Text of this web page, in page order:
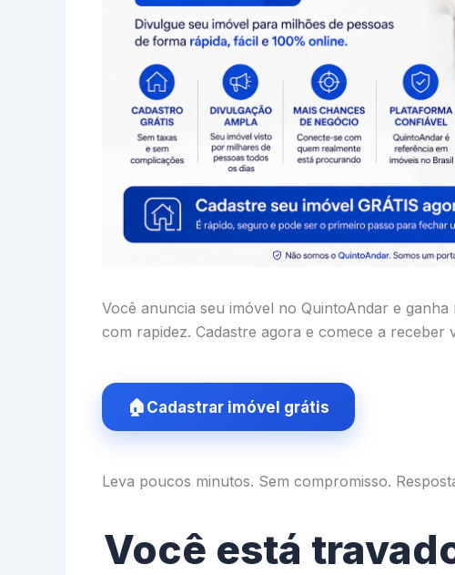
Você anuncia seu imóvel no QuintoAndar e
com rapidez. Cadastre agora e comece a receber
Cadastrar imóvel grátis
Leva poucos minutos. Sem compromisso.
Você está